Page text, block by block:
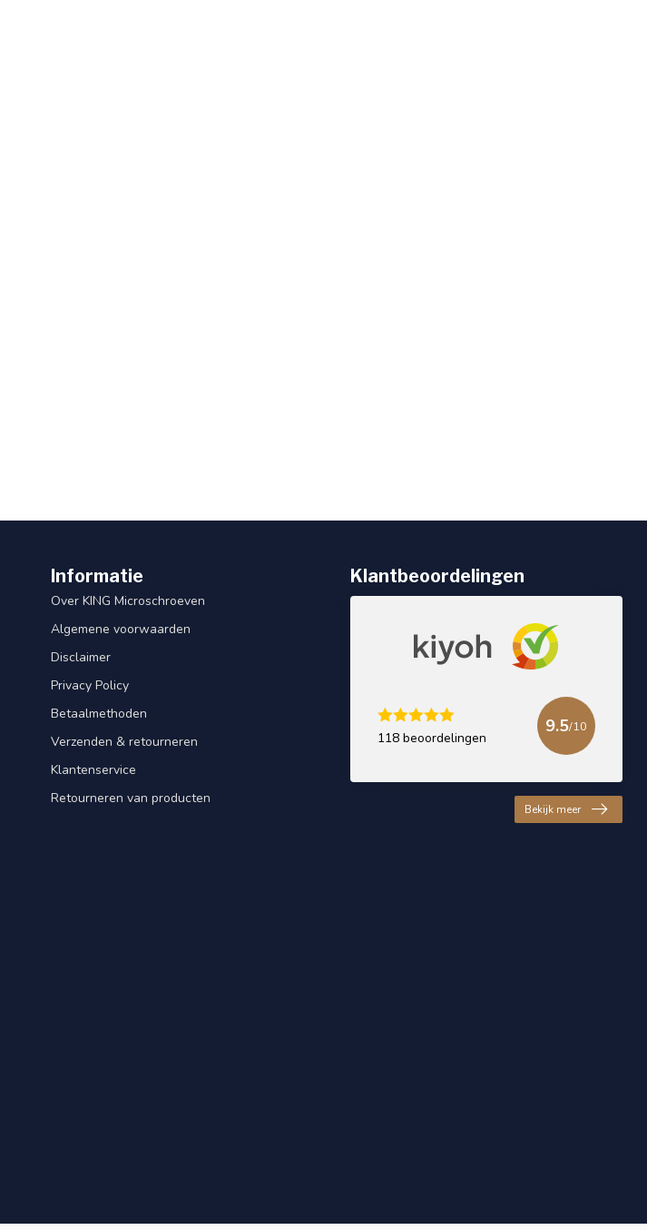
Informatie
Over KING Microschroeven
Algemene voorwaarden
Disclaimer
Privacy Policy
Betaalmethoden
Verzenden & retourneren
Klantenservice
Retourneren van producten
Klantbeoordelingen
118 beoordelingen
9.5/10
Bekijk meer